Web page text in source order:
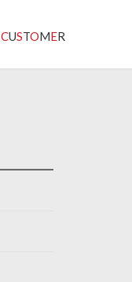
CUSTOMER